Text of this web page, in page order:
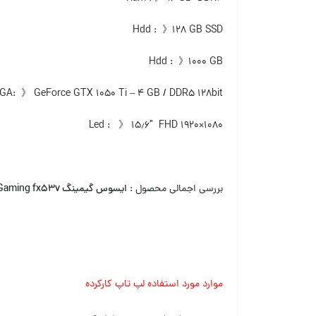
Hdd : 》۱۲۸ GB SSD
Hdd : 》۱۰۰۰ GB
》 GeForce GTX 1050 Ti – 4 GB / DDR5 128bit
Led : 》 ۱۵٫۶″ FHD 1920×۱۰۸۰
بررسی اجمالی محصول : ایسوس گیمینگ laptop Asus Gaming fx53v
موارد مورد استفاده لپ تاپ کارکرده